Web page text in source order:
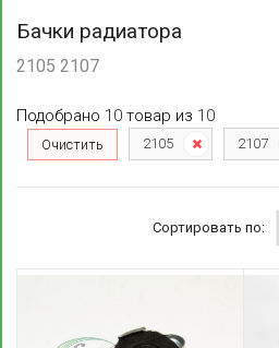
Бачки радиатора
2105 2107
Подобрано 10 товар из 10
Очистить 2105 2107
Сортировать по: